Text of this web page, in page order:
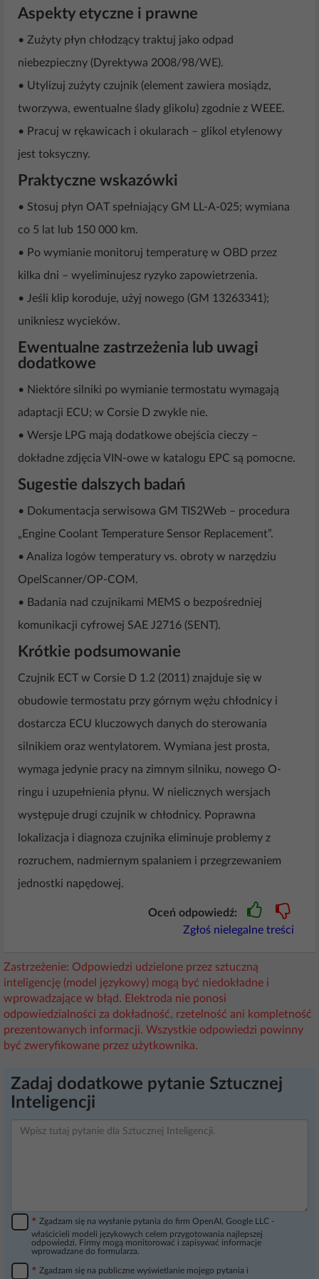
Aspekty etyczne i prawne
• Zużyty płyn chłodzący traktuj jako odpad
niebezpieczny (Dyrektywa 2008/98/WE).
• Utylizuj zużyty czujnik (element zawiera mosiądz,
tworzywa, ewentualne ślady glikolu) zgodnie z WEEE.
• Pracuj w rękawicach i okularach – glikol etylenowy
jest toksyczny.
Praktyczne wskazówki
• Stosuj płyn OAT spełniający GM LL-A-025; wymiana
co 5 lat lub 150 000 km.
• Po wymianie monitoruj temperaturę w OBD przez
kilka dni – wyeliminujesz ryzyko zapowietrzenia.
• Jeśli klip koroduje, użyj nowego (GM 13263341);
unikniesz wycieków.
Ewentualne zastrzeżenia lub uwagi
dodatkowe
• Niektóre silniki po wymianie termostatu wymagają
adaptacji ECU; w Corsie D zwykle nie.
• Wersje LPG mają dodatkowe obejścia cieczy –
dokładne zdjęcia VIN-owe w katalogu EPC są pomocne.
Sugestie dalszych badań
• Dokumentacja serwisowa GM TIS2Web – procedura
„Engine Coolant Temperature Sensor Replacement”.
• Analiza logów temperatury vs. obroty w narzędziu
OpelScanner/OP-COM.
• Badania nad czujnikami MEMS o bezpośredniej
komunikacji cyfrowej SAE J2716 (SENT).
Krótkie podsumowanie
Czujnik ECT w Corsie D 1.2 (2011) znajduje się w
obudowie termostatu przy górnym wężu chłodnicy i
dostarcza ECU kluczowych danych do sterowania
silnikiem oraz wentylatorem. Wymiana jest prosta,
wymaga jedynie pracy na zimnym silniku, nowego O-
ringu i uzupełnienia płynu. W nielicznych wersjach
występuje drugi czujnik w chłodnicy. Poprawna
lokalizacja i diagnoza czujnika eliminuje problemy z
rozruchem, nadmiernym spalaniem i przegrzewaniem
jednostki napędowej.
Oceń odpowiedź:
Zgłoś nielegalne treści
Zastrzeżenie: Odpowiedzi udzielone przez sztuczną
inteligencję (model językowy) mogą być niedokładne i
wprowadzające w błąd. Elektroda nie ponosi
odpowiedzialności za dokładność, rzetelność ani kompletność
prezentowanych informacji. Wszystkie odpowiedzi powinny
być zweryfikowane przez użytkownika.
Zadaj dodatkowe pytanie Sztucznej
Inteligencji
* Zgadzam się na wysłanie pytania do firm OpenAI, Google LLC -
właścicieli modeli językowych celem przygotowania najlepszej
odpowiedzi. Firmy mogą monitorować i zapisywać informacje
wprowadzane do formularza.
* Zgadzam się na publiczne wyświetlanie mojego pytania i